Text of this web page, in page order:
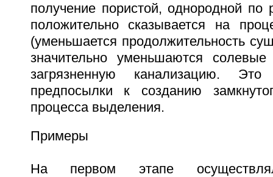
получение пористой, однородной по
положительно сказывается на
(уменьшается продолжительность
значительно уменьшаются
загрязненную канализацию.
предпосылки к созданию
процесса выделения.
Примеры
На первом этапе